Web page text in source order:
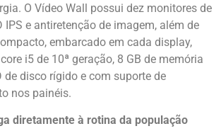
O Vídeo Wall possui dez monitores de
IPS e antiretenção de imagem, além de
embarcado em cada display,
i5 de 10ª geração, 8 GB de memória
de disco rígido e com suporte de
nos painéis.
diretamente à rotina da população